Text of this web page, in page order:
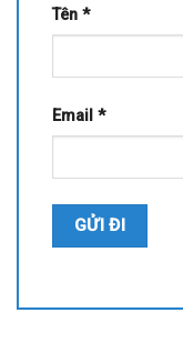
Tên *
Email *